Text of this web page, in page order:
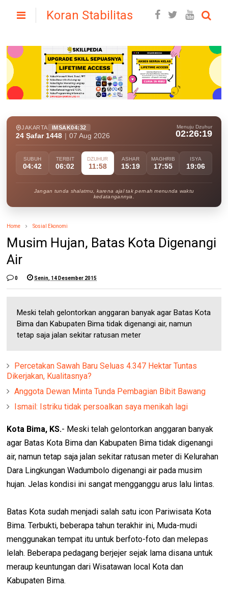
Koran Stabilitas
JAKARTA IMSAK04:32
24 Ṣafar 1448 07 Aug 2026
Menuju Dzuhur
02:26:18
SUBUH
04:42
TERBIT
06:02
DZUHUR
11:58
ASHAR
15:19
MAGHRIB
17:55
ISYA
19:06
Jangan tunda shalatmu, karena ajal tak pernah menunda waktu
kedatangannya.
Home Sosial Ekonomi
Musim Hujan, Batas Kota Digenangi
Air
0 Senin, 14 Desember 2015
Meski telah gelontorkan anggaran banyak agar Batas Kota
Bima dan Kabupaten Bima tidak digenangi air, namun
tetap saja jalan sekitar ratusan meter
Percetakan Sawah Baru Seluas 4.347 Hektar Tuntas
Dikerjakan, Kualitasnya?
Anggota Dewan Minta Tunda Pembagian Bibit Bawang
Ismail: Istriku tidak persoalkan saya menikah lagi
Kota Bima, KS.- Meski telah gelontorkan anggaran banyak
agar Batas Kota Bima dan Kabupaten Bima tidak digenangi
air, namun tetap saja jalan sekitar ratusan meter di Kelurahan
Dara Lingkungan Wadumbolo digenangi air pada musim
hujan. Jelas kondisi ini sangat mengganggu arus lalu lintas.
Batas Kota sudah menjadi salah satu icon Pariwisata Kota
Bima. Terbukti, beberapa tahun terakhir ini, Muda-mudi
menggunakan tempat itu untuk berfoto-foto dan melepas
lelah. Beberapa pedagang berjejer sejak lama disana untuk
meraup keuntungan dari Wisatawan local Kota dan
Kabupaten Bima.